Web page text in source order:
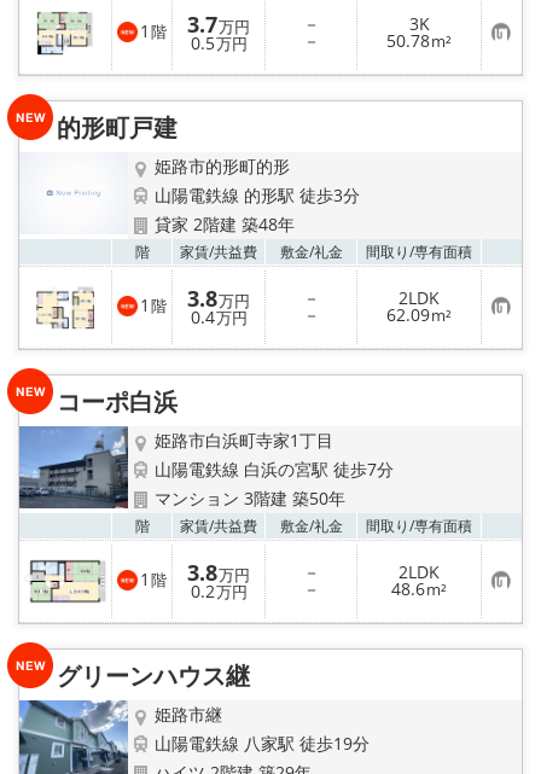
1 階 3.7万円
0.5万円
－
－
3K
50.78m² お
気
に
り
的形町戸建
姫路市的形町的形
山陽電鉄線 的形駅 徒歩3分
貸家 2階建 築48年
階 家賃/共益費 敷金/礼金 間取り/専有面積
1 階 3.8万円
0.4万円
－
－
2LDK
62.09m² お
気
に
り
コーポ白浜
姫路市白浜町寺家1丁目
山陽電鉄線 白浜の宮駅 徒歩7分
マンション 3階建 築50年
階 家賃/共益費 敷金/礼金 間取り/専有面積
1 階 3.8万円
0.2万円
－
－
2LDK
48.6m² お
気
に
り
グリーンハウス継
姫路市継
山陽電鉄線 八家駅 徒歩19分